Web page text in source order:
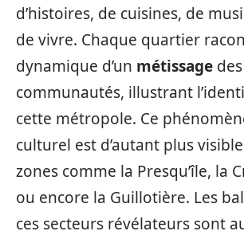
d’histoires, de cuisines, de
de vivre. Chaque quartier
dynamique d’un métissage des
communautés, illustrant
cette métropole. Ce
culturel est d’autant plus
zones comme la Presqu’île, la
ou encore la Guillotière. Les
ces secteurs révélateurs sont